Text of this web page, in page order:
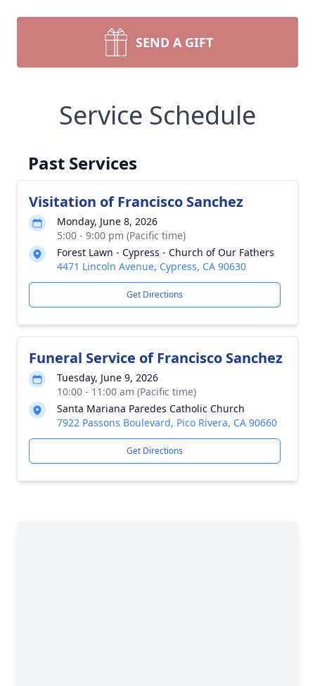
SEND A GIFT
Service Schedule
Past Services
Visitation of Francisco Sanchez
Monday, June 8, 2026
5:00 - 9:00 pm (Pacific time)
Forest Lawn - Cypress - Church of Our Fathers
4471 Lincoln Avenue, Cypress, CA 90630
Get Directions
Funeral Service of Francisco Sanchez
Tuesday, June 9, 2026
10:00 - 11:00 am (Pacific time)
Santa Mariana Paredes Catholic Church
7922 Passons Boulevard, Pico Rivera, CA 90660
Get Directions